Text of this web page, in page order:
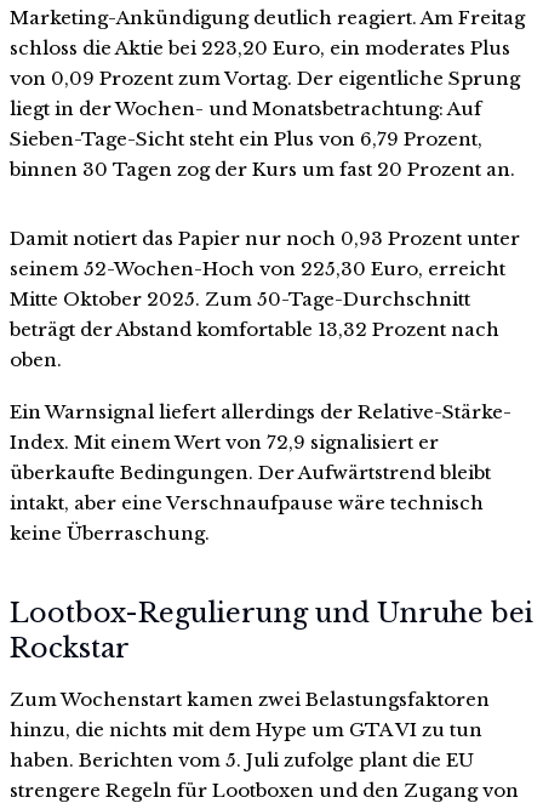
Marketing-Ankündigung deutlich reagiert. Am Freitag
schloss die Aktie bei 223,20 Euro, ein moderates Plus
von 0,09 Prozent zum Vortag. Der eigentliche Sprung
liegt in der Wochen- und Monatsbetrachtung: Auf
Sieben-Tage-Sicht steht ein Plus von 6,79 Prozent,
binnen 30 Tagen zog der Kurs um fast 20 Prozent an.
Damit notiert das Papier nur noch 0,93 Prozent unter
seinem 52-Wochen-Hoch von 225,30 Euro, erreicht
Mitte Oktober 2025. Zum 50-Tage-Durchschnitt
beträgt der Abstand komfortable 13,32 Prozent nach
oben.
Ein Warnsignal liefert allerdings der Relative-Stärke-
Index. Mit einem Wert von 72,9 signalisiert er
überkaufte Bedingungen. Der Aufwärtstrend bleibt
intakt, aber eine Verschnaufpause wäre technisch
keine Überraschung.
Lootbox-Regulierung und Unruhe bei
Rockstar
Zum Wochenstart kamen zwei Belastungsfaktoren
hinzu, die nichts mit dem Hype um GTA VI zu tun
haben. Berichten vom 5. Juli zufolge plant die EU
strengere Regeln für Lootboxen und den Zugang von